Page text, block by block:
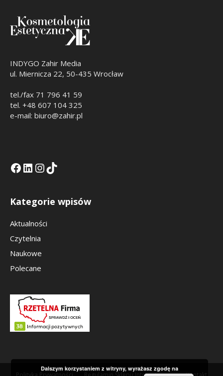
INDYGO Zahir Media
ul. Miernicza 22, 50-435 Wrocław
tel./fax 71 796 41 59
tel. +48 607 104 325
e-mail: biuro@zahir.pl
Facebook
LinkedIn
Tik Tok KEInstagramm KE
Kategorie wpisów
Aktualności
Czytelnia
Naukowe
Polecane
Dalszym korzystaniem z witryny, wyrażasz zgodę na